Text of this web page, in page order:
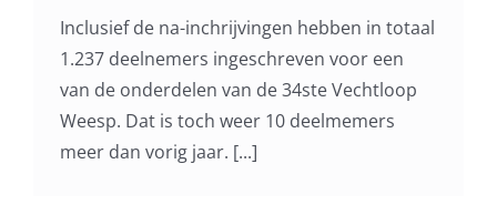
Inclusief de na-inchrijvingen hebben in totaal
1.237 deelnemers ingeschreven voor een
van de onderdelen van de 34ste Vechtloop
Weesp. Dat is toch weer 10 deelmemers
meer dan vorig jaar. [...]